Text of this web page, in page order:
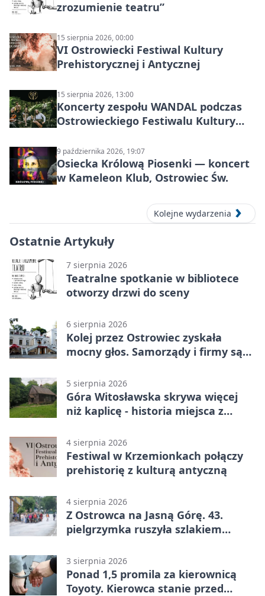
zrozumienie teatru”
15 sierpnia 2026, 00:00
VI Ostrowiecki Festiwal Kultury
Prehistorycznej i Antycznej
15 sierpnia 2026, 13:00
Koncerty zespołu WANDAL podczas
Ostrowieckiego Festiwalu Kultury
9 października 2026, 19:07
Osiecka Królową Piosenki — koncert
w Kameleon Klub, Ostrowiec Św.
Kolejne wydarzenia
Ostatnie Artykuły
7 sierpnia 2026
Teatralne spotkanie w bibliotece
otworzy drzwi do sceny
6 sierpnia 2026
Kolej przez Ostrowiec zyskała
mocny głos. Samorządy i firmy są
5 sierpnia 2026
Góra Witosławska skrywa więcej
niż kaplicę - historia miejsca z
4 sierpnia 2026
Festiwal w Krzemionkach połączy
prehistorię z kulturą antyczną
4 sierpnia 2026
Z Ostrowca na Jasną Górę. 43.
pielgrzymka ruszyła szlakiem
3 sierpnia 2026
Ponad 1,5 promila za kierownicą
Toyoty. Kierowca stanie przed